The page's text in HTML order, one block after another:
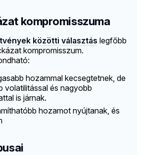
kompromisszuma
közötti választás legfőbb
kompromisszum.
hozammal kecsegtetnek, de
volatilitással és nagyobb
is járnak.
hozamot nyújtanak, és